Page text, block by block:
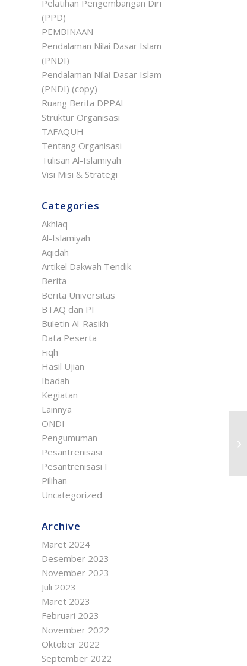
Pelatihan Pengembangan Diri
(PPD)
PEMBINAAN
Pendalaman Nilai Dasar Islam
(PNDI)
Pendalaman Nilai Dasar Islam
(PNDI) (copy)
Ruang Berita DPPAI
Struktur Organisasi
TAFAQUH
Tentang Organisasi
Tulisan Al-Islamiyah
Visi Misi & Strategi
Categories
Akhlaq
Al-Islamiyah
Aqidah
Artikel Dakwah Tendik
Berita
Berita Universitas
BTAQ dan PI
Buletin Al-Rasikh
Data Peserta
Fiqh
Hasil Ujian
Ibadah
Kegiatan
Lainnya
ONDI
Pengumuman
Pesantrenisasi
Pesantrenisasi I
Pilihan
Uncategorized
Archive
Maret 2024
Desember 2023
November 2023
Juli 2023
Maret 2023
Februari 2023
November 2022
Oktober 2022
September 2022